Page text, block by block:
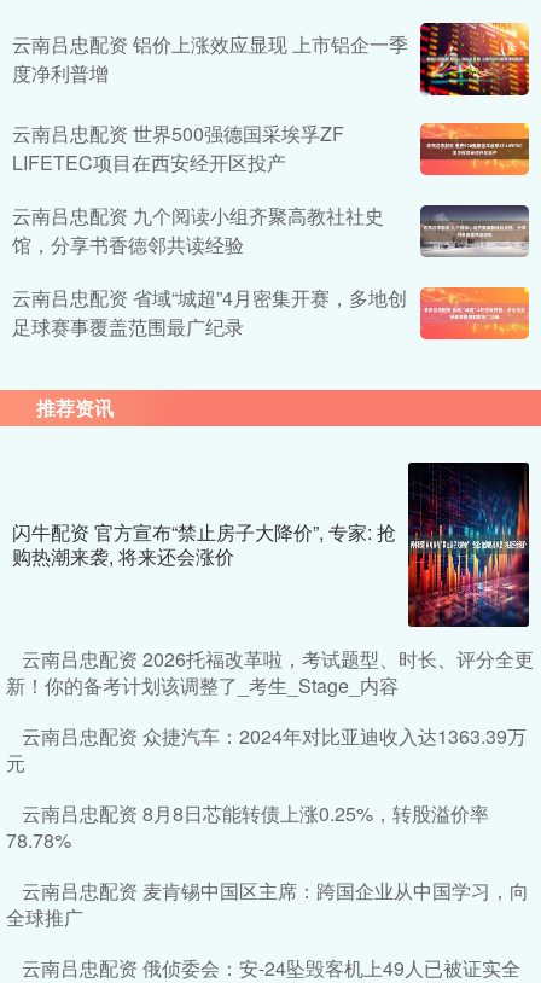
云南吕忠配资 铝价上涨效应显现 上市铝企一季
度净利普增
云南吕忠配资 世界500强德国采埃孚ZF
LIFETEC项目在西安经开区投产
云南吕忠配资 九个阅读小组齐聚高教社社史
馆，分享书香德邻共读经验
云南吕忠配资 省域“城超”4月密集开赛，多地创
足球赛事覆盖范围最广纪录
推荐资讯
闪牛配资 官方宣布“禁止房子大降价”, 专家: 抢
购热潮来袭, 将来还会涨价
云南吕忠配资 2026托福改革啦，考试题型、时长、评分全更
新！你的备考计划该调整了_考生_Stage_内容
云南吕忠配资 众捷汽车：2024年对比亚迪收入达1363.39万
元
云南吕忠配资 8月8日芯能转债上涨0.25%，转股溢价率
78.78%
云南吕忠配资 麦肯锡中国区主席：跨国企业从中国学习，向
全球推广
云南吕忠配资 俄侦委会：安-24坠毁客机上49人已被证实全